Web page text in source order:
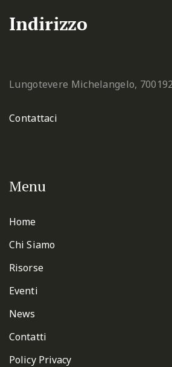
Indirizzo
Lungotevere Michelangelo, 7
Contattaci
Menu
Home
Chi Siamo
Risorse
Eventi
News
Contatti
Policy Privacy